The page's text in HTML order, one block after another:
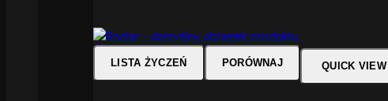
LISTA ŻYCZEŃ PORÓWNAJ QUICK VIEW